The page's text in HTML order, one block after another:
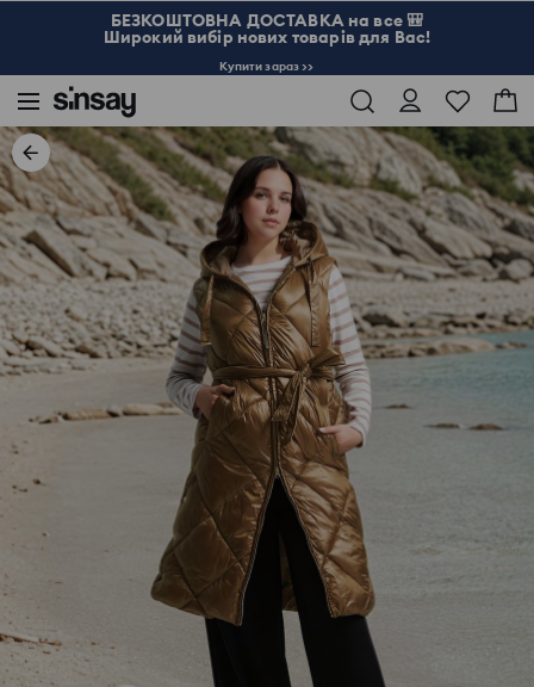
БЕЗКОШТОВНА ДОСТАВКА на все 🎒
Широкий вибір нових товарів для Вас!
Купити зараз >>